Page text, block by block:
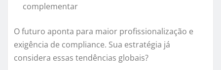
complementar
O futuro aponta para maior profissionalização e
exigência de compliance. Sua estratégia já
considera essas tendências globais?